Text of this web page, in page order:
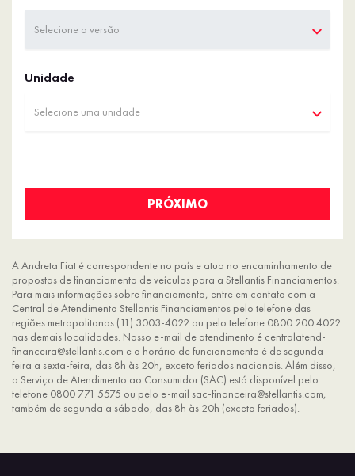
Selecione a versão
Unidade
Selecione uma unidade
PRÓXIMO
A Andreta Fiat é correspondente no país e atua no encaminhamento de
propostas de financiamento de veículos para a Stellantis Financiamentos.
Para mais informações sobre financiamento, entre em contato com a
Central de Atendimento Stellantis Financiamentos pelo telefone das
regiões metropolitanas (11) 3003-4022 ou pelo telefone 0800 200 4022
nas demais localidades. Nosso e-mail de atendimento é centralatend-
financeira@stellantis.com e o horário de funcionamento é de segunda-
feira a sexta-feira, das 8h às 20h, exceto feriados nacionais. Além disso,
o Serviço de Atendimento ao Consumidor (SAC) está disponível pelo
telefone 0800 771 5575 ou pelo e-mail sac-financeira@stellantis.com,
também de segunda a sábado, das 8h às 20h (exceto feriados).